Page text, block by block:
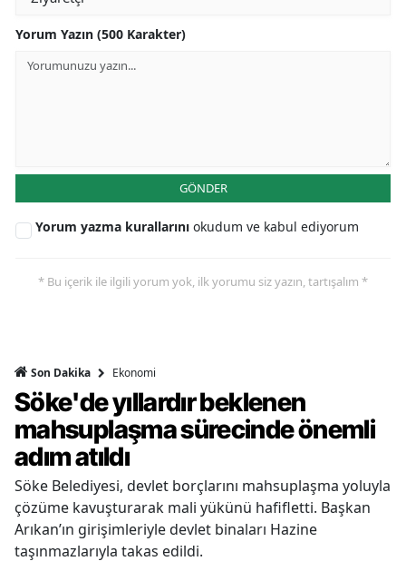
Yorum Yazın (500 Karakter)
GÖNDER
Yorum yazma kurallarını okudum ve kabul ediyorum
* Bu içerik ile ilgili yorum yok, ilk yorumu siz yazın, tartışalım *
Son Dakika Ekonomi
Söke'de yıllardır beklenen
mahsuplaşma sürecinde önemli
adım atıldı
Söke Belediyesi, devlet borçlarını mahsuplaşma yoluyla
çözüme kavuşturarak mali yükünü hafifletti. Başkan
Arıkan’ın girişimleriyle devlet binaları Hazine
taşınmazlarıyla takas edildi.